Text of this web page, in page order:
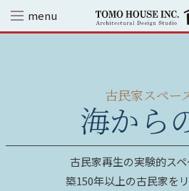
content
menu
古民家スペー
海から
古民家再生の実験的スペ
築150年以上の古民家をリ